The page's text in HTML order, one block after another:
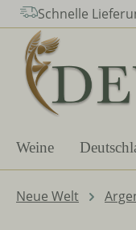
Hauptinhalt
Zur Suche springen
ZurSchnelle
Weine
Neue Welt